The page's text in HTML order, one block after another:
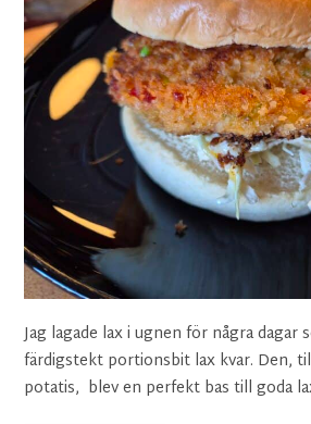
Jag lagade lax i ugnen för några dagar
färdigstekt portionsbit lax kvar. Den,
potatis, blev en perfekt bas till goda